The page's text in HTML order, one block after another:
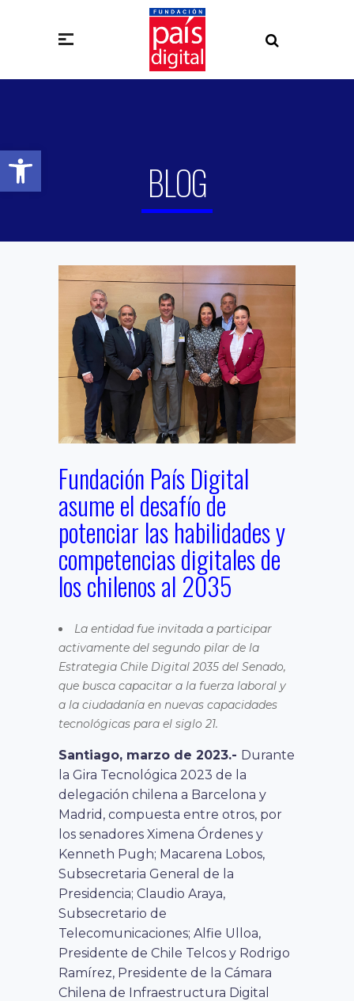
Abrir barra de herramientas
BLOG
Fundación País Digital
asume el desafío de
potenciar las habilidades y
competencias digitales de
los chilenos al 2035
La entidad fue invitada a participar
activamente del segundo pilar de la
Estrategia Chile Digital 2035 del Senado,
que busca capacitar a la fuerza laboral y
a la ciudadanía en nuevas capacidades
tecnológicas para el siglo 21.
Santiago, marzo de 2023.- Durante
la Gira Tecnológica 2023 de la
delegación chilena a Barcelona y
Madrid, compuesta entre otros, por
los senadores Ximena Órdenes y
Kenneth Pugh; Macarena Lobos,
Subsecretaria General de la
Presidencia; Claudio Araya,
Subsecretario de
Telecomunicaciones; Alfie Ulloa,
Presidente de Chile Telcos y Rodrigo
Ramírez, Presidente de la Cámara
Chilena de Infraestructura Digital